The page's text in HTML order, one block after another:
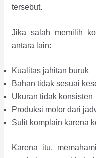
tersebut.
Jika salah memilih
antara lain:
Kualitas jahitan buruk
Bahan tidak sesuai
Ukuran tidak konsisten
Produksi molor dari
Sulit komplain karena
Karena itu,